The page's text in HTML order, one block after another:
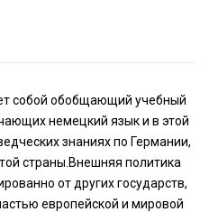
собой обобщающий учебный
немецкий язык и в этой
знаниях по Германии,
страны.Внешняя политика
от других государств,
европейской и мировой